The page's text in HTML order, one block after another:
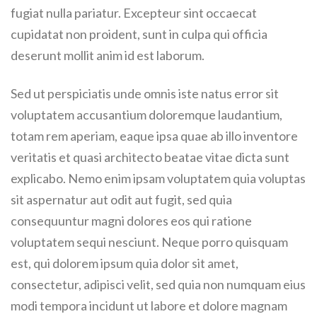
fugiat nulla pariatur. Excepteur sint occaecat
cupidatat non proident, sunt in culpa qui officia
deserunt mollit anim id est laborum.
Sed ut perspiciatis unde omnis iste natus error sit
voluptatem accusantium doloremque laudantium,
totam rem aperiam, eaque ipsa quae ab illo inventore
veritatis et quasi architecto beatae vitae dicta sunt
explicabo. Nemo enim ipsam voluptatem quia voluptas
sit aspernatur aut odit aut fugit, sed quia
consequuntur magni dolores eos qui ratione
voluptatem sequi nesciunt. Neque porro quisquam
est, qui dolorem ipsum quia dolor sit amet,
consectetur, adipisci velit, sed quia non numquam eius
modi tempora incidunt ut labore et dolore magnam